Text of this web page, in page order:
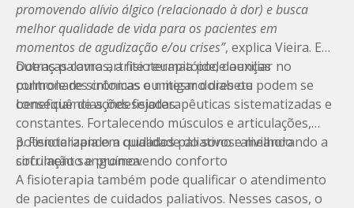
promovendo alívio álgico (relacionado à dor) e busca
melhor qualidade de vida para os pacientes em
momentos de agudização e/ou crises”, explica Vieira. Em
outras palavras, a fisioterapia pode auxiliar no
controle de sintomas e mitigar dores ou
consequências indesejadas.
Doenças como artrite reumatóide, doenças
pulmonares crônicas ou mesmo diabete podem se
beneficiar de ações fisioterapêuticas sistematizadas e
constantes. Fortalecendo músculos e articulações,
potencializando a qualidade do sono e melhorando a
circulação sanguínea.
3. Fisioterapia em cuidados paliativos: aliviando
sofrimento e promovendo conforto
A fisioterapia também pode qualificar o atendimento
de pacientes de cuidados paliativos. Nesses casos, o